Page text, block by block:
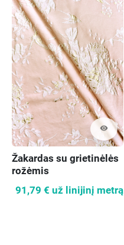
visibility
Žakardas su grietinėlės
rožėmis
91,79 € už linijinį metrą